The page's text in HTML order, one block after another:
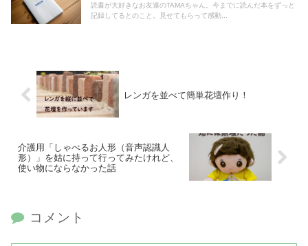
読書が大好きなお友達のTAMAちゃん。今までに読んだ本をずっと
記録してるとのこと。見せてもらって感動...
レンガを並べて簡単花壇作り！
介護用「しゃべるお人形（音声認識人
形）」を姑に持って行ってみたけれど、
使い物にならなかった話
コメント